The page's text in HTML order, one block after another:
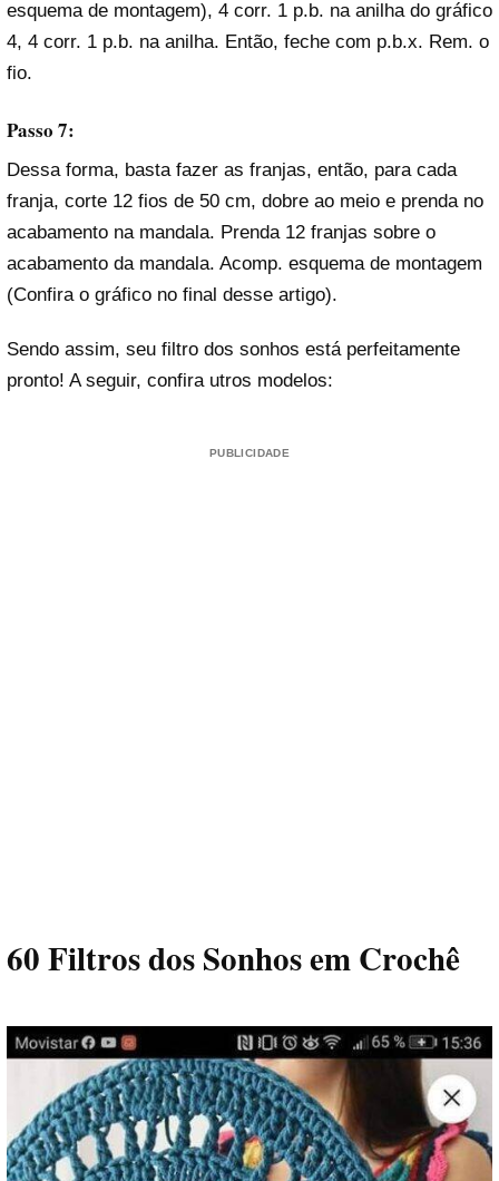
esquema de montagem), 4 corr. 1 p.b. na anilha do gráfico
4, 4 corr. 1 p.b. na anilha. Então, feche com p.b.x. Rem. o
fio.
Passo 7:
Dessa forma, basta fazer as franjas, então, para cada
franja, corte 12 fios de 50 cm, dobre ao meio e prenda no
acabamento na mandala. Prenda 12 franjas sobre o
acabamento da mandala. Acomp. esquema de montagem
(Confira o gráfico no final desse artigo).
Sendo assim, seu filtro dos sonhos está perfeitamente
pronto! A seguir, confira utros modelos:
PUBLICIDADE
60 Filtros dos Sonhos em Crochê